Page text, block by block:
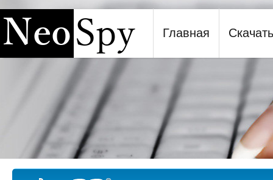
Программа шпион NeoSpy
Главная Скачать